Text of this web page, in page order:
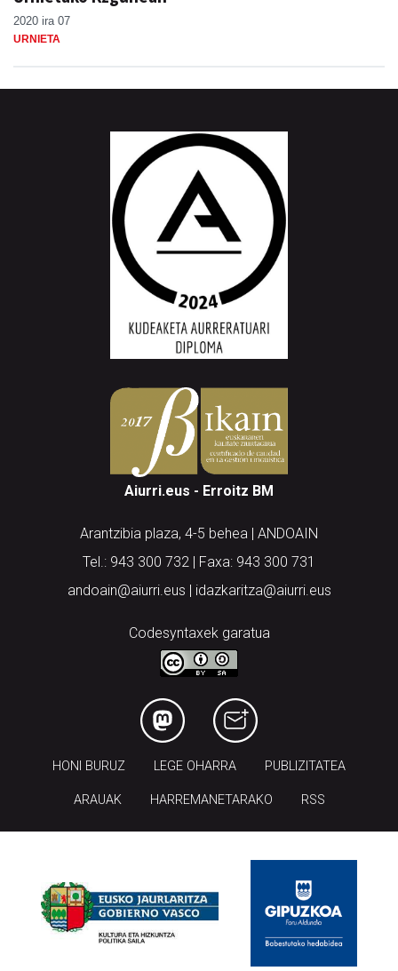
2020 ira 07
URNIETA
Aiurri.eus - Erroitz BM
Arantzibia plaza, 4-5 behea | ANDOAIN
Tel.: 943 300 732 | Faxa: 943 300 731
andoain@aiurri.eus | idazkaritza@aiurri.eus
Codesyntaxek garatua
HONI BURUZ LEGE OHARRA PUBLIZITATEA
ARAUAK HARREMANETARAKO RSS